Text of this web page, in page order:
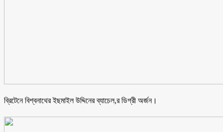
ব্রিটেনে বিশ্বনাথের ইছমাইল উদ্দিনের ব্যাচেল,র ডিগ্রী অর্জন।